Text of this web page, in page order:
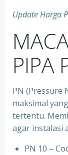
Update Harga
PIPA
PN (Pressure
maksimal
tertentu.
agar instalasi
PN 10 –